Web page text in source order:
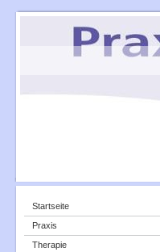
Startseite
Praxis
Therapie